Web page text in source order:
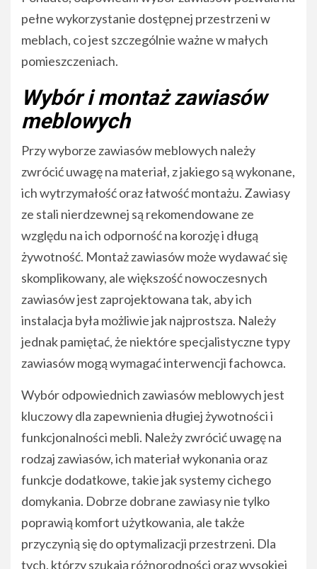
pełne wykorzystanie dostępnej przestrzeni w
meblach, co jest szczególnie ważne w małych
pomieszczeniach.
Wybór i montaż zawiasów
meblowych
Przy wyborze zawiasów meblowych należy
zwrócić uwagę na materiał, z jakiego są wykonane,
ich wytrzymałość oraz łatwość montażu. Zawiasy
ze stali nierdzewnej są rekomendowane ze
względu na ich odporność na korozję i długą
żywotność. Montaż zawiasów może wydawać się
skomplikowany, ale większość nowoczesnych
zawiasów jest zaprojektowana tak, aby ich
instalacja była możliwie jak najprostsza. Należy
jednak pamiętać, że niektóre specjalistyczne typy
zawiasów mogą wymagać interwencji fachowca.
Wybór odpowiednich zawiasów meblowych jest
kluczowy dla zapewnienia długiej żywotności i
funkcjonalności mebli. Należy zwrócić uwagę na
rodzaj zawiasów, ich materiał wykonania oraz
funkcje dodatkowe, takie jak systemy cichego
domykania. Dobrze dobrane zawiasy nie tylko
poprawią komfort użytkowania, ale także
przyczynią się do optymalizacji przestrzeni. Dla
tych, którzy szukają różnorodności oraz wysokiej